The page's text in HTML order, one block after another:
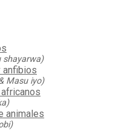
shayarwa)
anfibios
Masu iyo)
animales